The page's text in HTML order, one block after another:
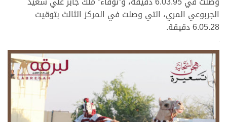
الجربوعي المري، التي وصلت في المركز الثالث بتوقيت
6.05.28 دقيقة.
>